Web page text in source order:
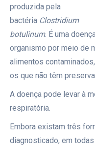
produzida pela
bactéria Clostridium
botulinum. É uma
organismo por meio de
alimentos
os que não têm
A doença pode levar à
respiratória.
Embora existam três
diagnosticado, em